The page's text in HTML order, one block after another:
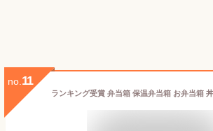
no. 11